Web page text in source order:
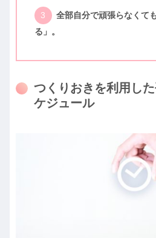
全部自分で頑張らなくて
る」。
つくりおきを利用し
ケジュール